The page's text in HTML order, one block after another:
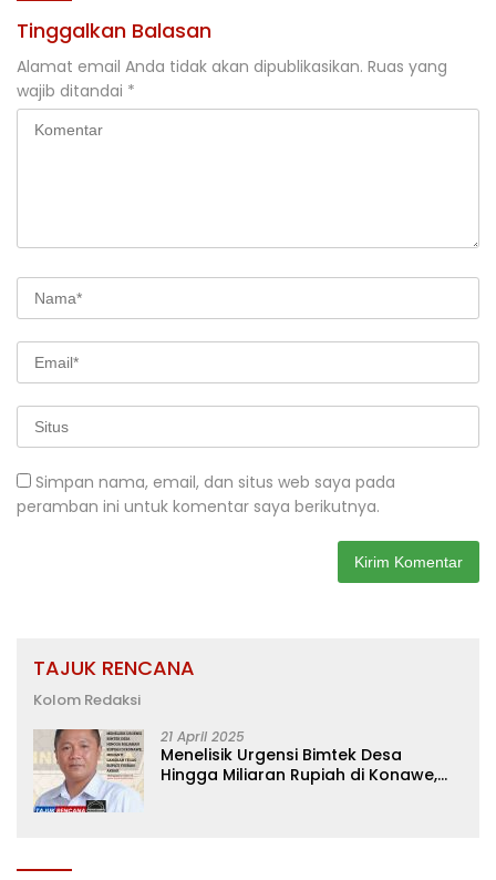
Tinggalkan Balasan
Alamat email Anda tidak akan dipublikasikan. Ruas yang
wajib ditandai *
Simpan nama, email, dan situs web saya pada
peramban ini untuk komentar saya berikutnya.
TAJUK RENCANA
Kolom Redaksi
21 April 2025
Menelisik Urgensi Bimtek Desa
Hingga Miliaran Rupiah di Konawe,